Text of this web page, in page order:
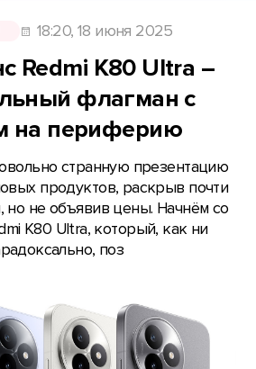
18:20, 18 июня 2025
Redmi K80 Ultra –
флагман с
на периферию
странную презентацию
продуктов, раскрыв почти
но не объявив цены. Начнём со
K80 Ultra, который, как ни
поз